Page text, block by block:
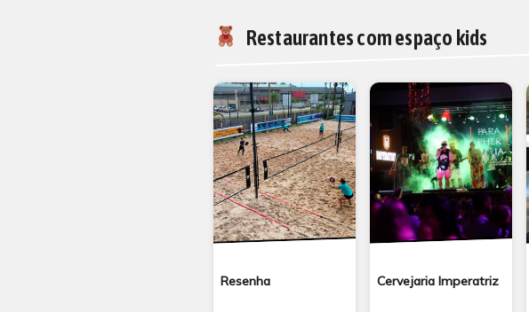
Restaurantes com espaço kids
Resenha Cervejaria Imperatriz